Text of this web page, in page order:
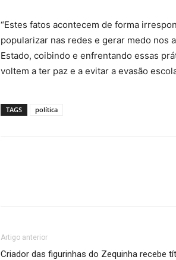
“Estes fatos acontecem de forma
popularizar nas redes e gerar medo nos
Estado, coibindo e enfrentando essas
voltem a ter paz e a evitar a evasão
TAGS política
Artigo anterior
Criador das figurinhas do Zequinha recebe